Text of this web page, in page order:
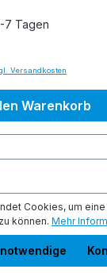
7 Tagen
Versandkosten
Warenkorb
Cookies, um
können. Mehr